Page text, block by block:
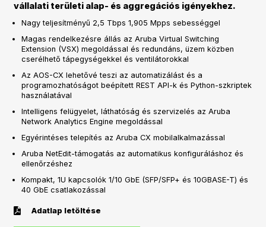
vállalati területi alap- és aggregációs igényekhez.
Nagy teljesítményű 2,5 Tbps 1,905 Mpps sebességgel
Magas rendelkezésre állás az Aruba Virtual Switching
Extension (VSX) megoldással és redundáns, üzem közben
cserélhető tápegységekkel és ventilátorokkal
Az AOS-CX lehetővé teszi az automatizálást és a
programozhatóságot beépített REST API-k és Python-szkriptek
használatával
Intelligens felügyelet, láthatóság és szervizelés az Aruba
Network Analytics Engine megoldással
Egyérintéses telepítés az Aruba CX mobilalkalmazással
Aruba NetEdit-támogatás az automatikus konfiguráláshoz és
ellenőrzéshez
Kompakt, 1U kapcsolók 1/10 GbE (SFP/SFP+ és 10GBASE-T) és
40 GbE csatlakozással
Adatlap letöltése